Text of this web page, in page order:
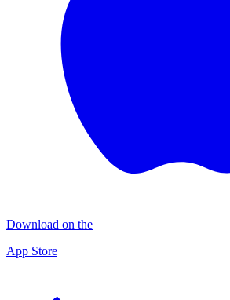
Download on the
App Store